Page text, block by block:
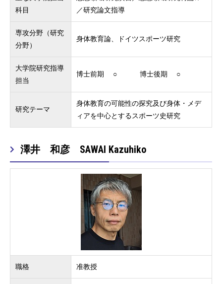
科目
／研究論文指導
専攻分野（研究
分野）
身体教育論、ドイツスポーツ研究
大学院研究指導
担当
博士前期 ○ 博士後期 ○
研究テーマ
身体教育の可能性の探究及び身体・メデ
ィアを中心とするスポーツ史研究
澤井 和彦 SAWAI Kazuhiko
職格 准教授